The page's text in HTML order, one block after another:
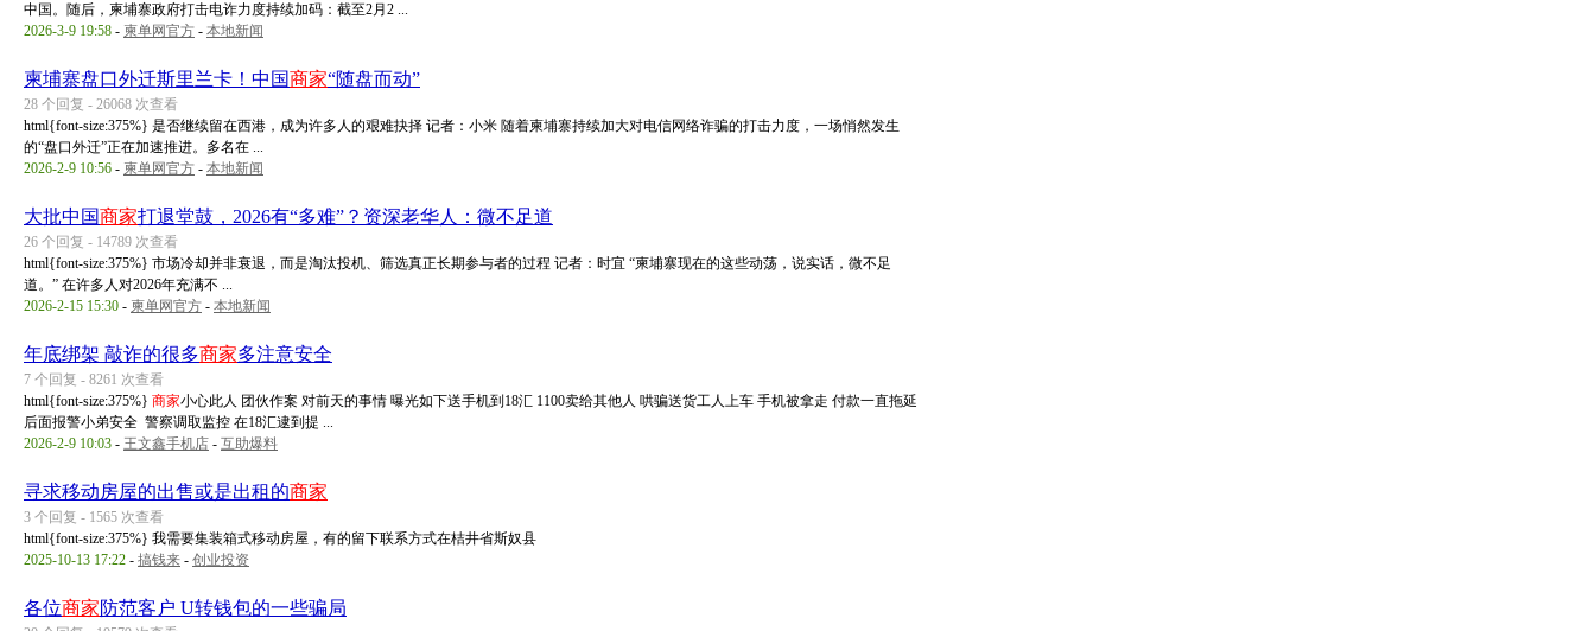
中国。随后，柬埔寨政府打击电诈力度持续加码：截至2月2 ...
2026-3-9 19:58 - 柬单网官方 - 本地新闻
柬埔寨盘口外迁斯里兰卡！中国商家“随盘而动”
28 个回复 - 26068 次查看
html{font-size:375%} 是否继续留在西港，成为许多人的艰难抉择 记者：小米 随着柬埔寨持续加大对电信网络诈骗的打击力度，一场悄然发生
的“盘口外迁”正在加速推进。多名在 ...
2026-2-9 10:56 - 柬单网官方 - 本地新闻
大批中国商家打退堂鼓，2026有“多难”？资深老华人：微不足道
26 个回复 - 14789 次查看
html{font-size:375%} 市场冷却并非衰退，而是淘汰投机、筛选真正长期参与者的过程 记者：时宜 “柬埔寨现在的这些动荡，说实话，微不足
道。” 在许多人对2026年充满不 ...
2026-2-15 15:30 - 柬单网官方 - 本地新闻
年底绑架 敲诈的很多商家多注意安全
7 个回复 - 8261 次查看
html{font-size:375%} 商家小心此人 团伙作案 对前天的事情 曝光如下送手机到18汇 1100卖给其他人 哄骗送货工人上车 手机被拿走 付款一直拖延
后面报警小弟安全 警察调取监控 在18汇逮到提 ...
2026-2-9 10:03 - 王文鑫手机店 - 互助爆料
寻求移动房屋的出售或是出租的商家
3 个回复 - 1565 次查看
html{font-size:375%} 我需要集装箱式移动房屋，有的留下联系方式在桔井省斯奴县
2025-10-13 17:22 - 搞钱来 - 创业投资
各位商家防范客户 U转钱包的一些骗局